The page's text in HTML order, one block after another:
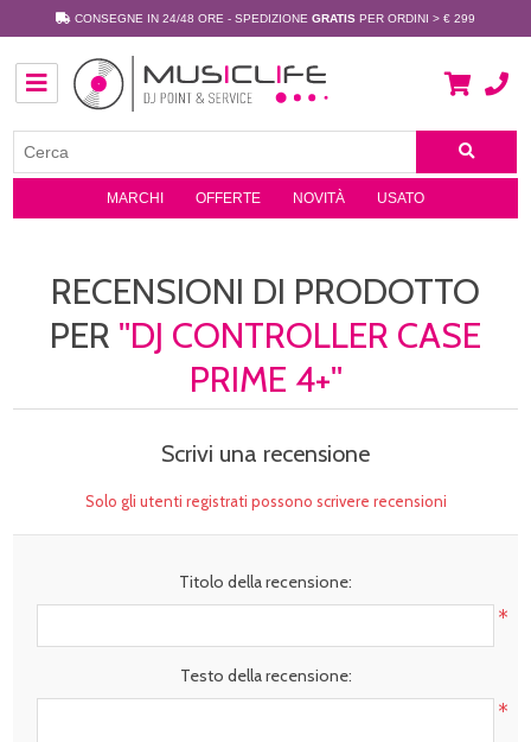
CONSEGNE IN 24/48 ORE - SPEDIZIONE GRATIS PER ORDINI > € 299
MARCHI OFFERTE NOVITÀ USATO
RECENSIONI DI PRODOTTO
PER DJ CONTROLLER CASE
PRIME 4+
Scrivi una recensione
Solo gli utenti registrati possono scrivere recensioni
Titolo della recensione:
*
Testo della recensione:
*